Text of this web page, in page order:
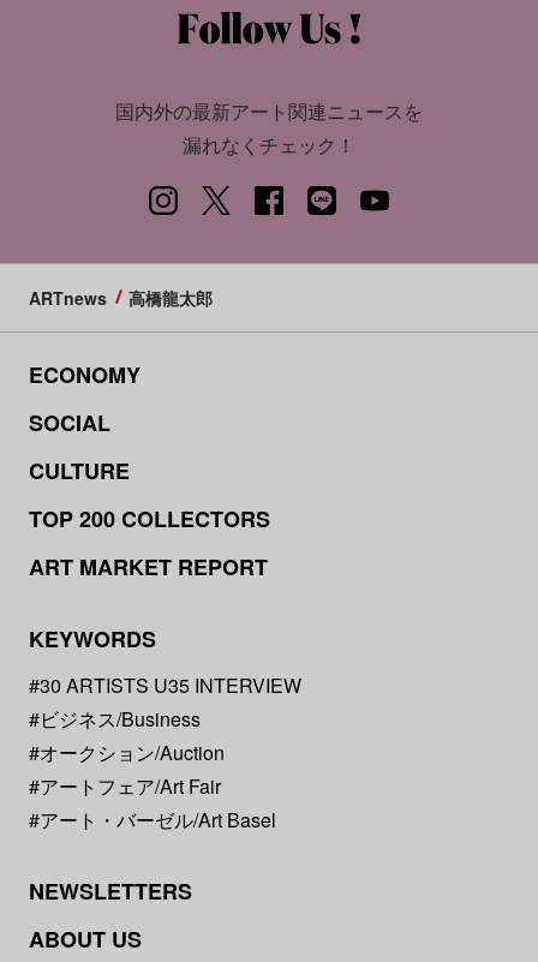
国内外の最新アート関連ニュースを
漏れなくチェック！
ARTnews 高橋龍太郎
ECONOMY
SOCIAL
CULTURE
TOP 200 COLLECTORS
ART MARKET REPORT
KEYWORDS
#30 ARTISTS U35 INTERVIEW
#ビジネス/Business
#オークション/Auction
#アートフェア/Art Fair
#アート・バーゼル/Art Basel
NEWSLETTERS
ABOUT US